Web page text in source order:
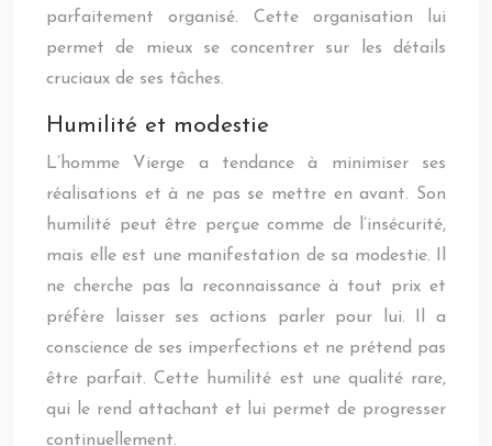
parfaitement organisé. Cette organisation lui
permet de mieux se concentrer sur les détails
cruciaux de ses tâches.
Humilité et modestie
L’homme Vierge a tendance à minimiser ses
réalisations et à ne pas se mettre en avant. Son
humilité peut être perçue comme de l’insécurité,
mais elle est une manifestation de sa modestie. Il
ne cherche pas la reconnaissance à tout prix et
préfère laisser ses actions parler pour lui. Il a
conscience de ses imperfections et ne prétend pas
être parfait. Cette humilité est une qualité rare,
qui le rend attachant et lui permet de progresser
continuellement.